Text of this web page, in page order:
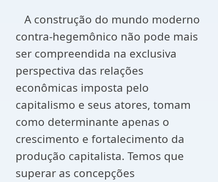
A construção do mundo moderno
contra-hegemônico não pode mais
ser compreendida na exclusiva
perspectiva das relações
econômicas imposta pelo
capitalismo e seus atores, tomam
como determinante apenas o
crescimento e fortalecimento da
produção capitalista. Temos que
superar as concepções